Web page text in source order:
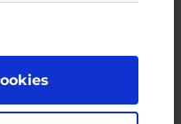
brug af deres
til vores cookies,
anvende vores
siden